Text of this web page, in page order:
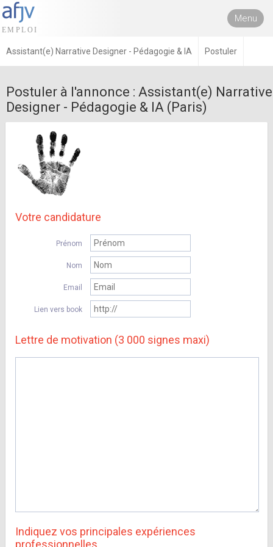
Menu
Assistant(e) Narrative Designer - Pédagogie & IA Postuler
Postuler à l'annonce : Assistant(e) Narrative
Designer - Pédagogie & IA (Paris)
Votre candidature
Prénom
Nom
Email
Lien vers book
Lettre de motivation (3 000 signes maxi)
Indiquez vos principales expériences
professionnelles